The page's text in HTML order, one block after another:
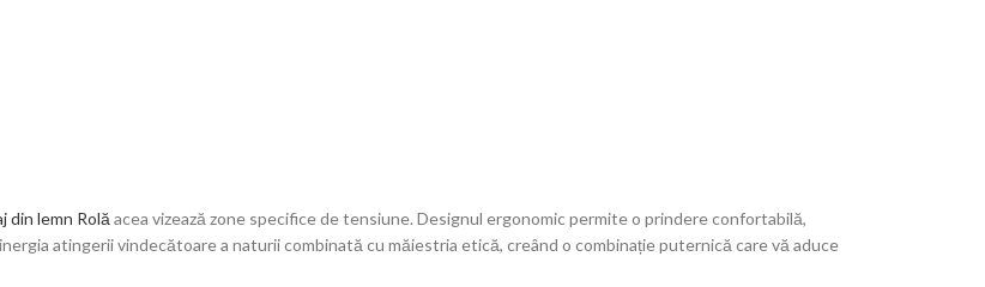
din lemn Rolă acea vizează zone specifice de tensiune. Designul ergonomic permite o prindere confortabilă,
atingerii vindecătoare a naturii combinată cu măiestria etică, creând o combinație puternică care vă aduce